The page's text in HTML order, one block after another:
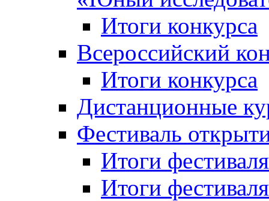
Итоги конкурса
Всероссийский
Итоги конкурса
Дистанционные
Фестиваль
Итоги
Итоги